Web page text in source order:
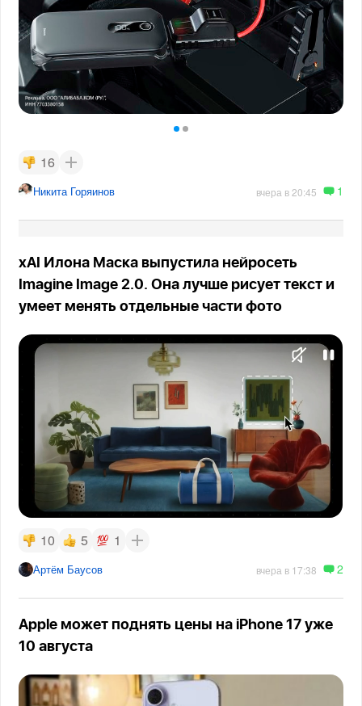
16
Никита Горяинов вчера в 20:45 1
xAI Илона Маска выпустила нейросеть
Imagine Image 2.0. Она лучше рисует текст и
умеет менять отдельные части фото
10 5 1
Артём Баусов вчера в 17:38 2
Apple может поднять цены на iPhone 17 уже
10 августа